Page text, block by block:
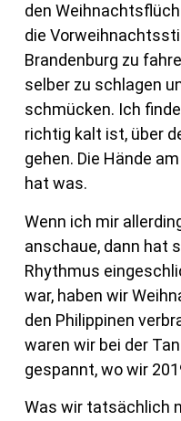
den
die
Brandenburg zu
selber zu schlagen
schmücken. Ich
richtig kalt ist, über
gehen. Die Hände
hat was.
Wenn ich mir
anschaue, dann hat
Rhythmus
war, haben wir
den Philippinen
waren wir bei der
gespannt, wo wir
Was wir tatsächlich